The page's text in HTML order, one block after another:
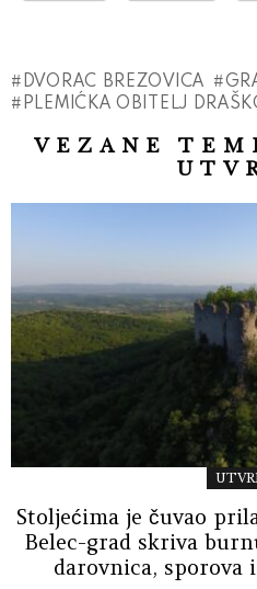
DVORAC BREZOVICA
PLEMIĆKA OBITELJ
VEZANE
Stoljećima je čuvao
Belec-grad skriva
darovnica,